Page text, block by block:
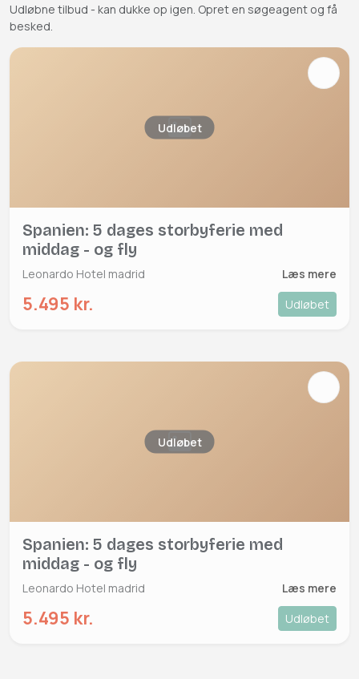
Udløbne tilbud - kan dukke op igen. Opret en søgeagent og få
besked.
Udløbet
Spanien: 5 dages storbyferie med
middag - og fly
Leonardo Hotel madrid Læs mere
5.495 kr. Udløbet
Udløbet
Spanien: 5 dages storbyferie med
middag - og fly
Leonardo Hotel madrid Læs mere
5.495 kr. Udløbet